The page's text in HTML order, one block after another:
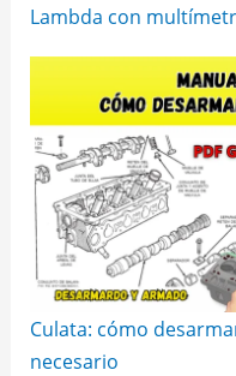
Lambda con
Culata: cómo
necesario